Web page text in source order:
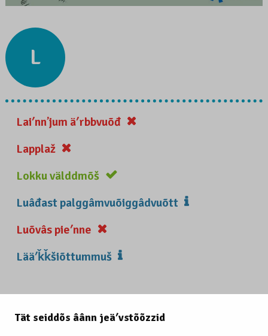
Tät seiddõs âânn jeäʹvstõõzzid
L
Laiʹnnʼjum äʹrbbvuõđ
Lapplaž
Lokku välddmõš
Luâđast palggâmvuõiggâdvuõtt
Luõvâs pieʹnne
Lääʹǩǩšiõttummuš